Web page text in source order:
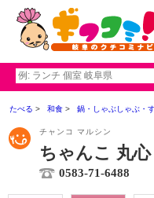
たべる 和食 鍋・しゃぶしゃぶ・
チャンコ マルシン
ちゃんこ 丸心
0583-71-6488